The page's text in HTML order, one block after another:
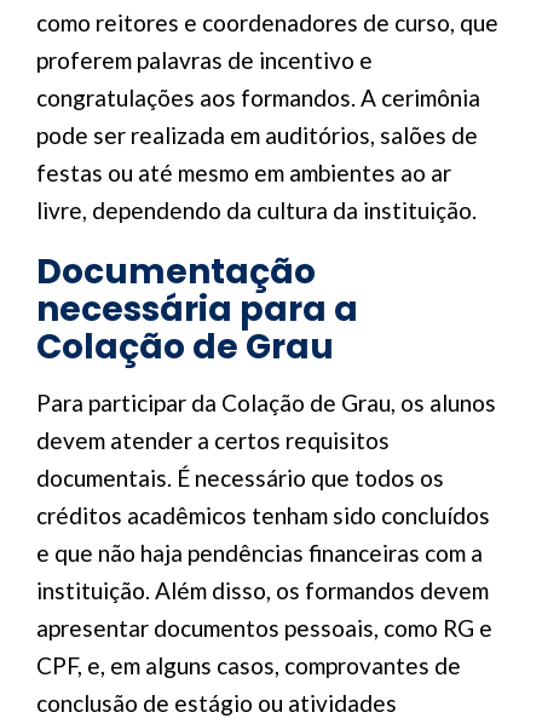
como reitores e coordenadores de curso, que
proferem palavras de incentivo e
congratulações aos formandos. A cerimônia
pode ser realizada em auditórios, salões de
festas ou até mesmo em ambientes ao ar
livre, dependendo da cultura da instituição.
Documentação
necessária para a
Colação de Grau
Para participar da Colação de Grau, os alunos
devem atender a certos requisitos
documentais. É necessário que todos os
créditos acadêmicos tenham sido concluídos
e que não haja pendências financeiras com a
instituição. Além disso, os formandos devem
apresentar documentos pessoais, como RG e
CPF, e, em alguns casos, comprovantes de
conclusão de estágio ou atividades